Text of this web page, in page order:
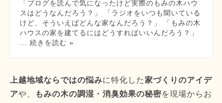
「ブログを読んで気になったけど実際のもみの木ハウ
スはどうなんだろう？」 「ラジオをいつも聞いている
けど、そういえばどんな家なんだろう？」 「もみの木
ハウスの家を建てるにはどうすればいいんだろう？」
... 続きを読む »
上越地域ならではの悩みに特化した家づくりのアイデ
アや、 もみの木の調湿・消臭効果の秘密を現場からお